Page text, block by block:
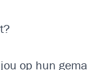
op hun